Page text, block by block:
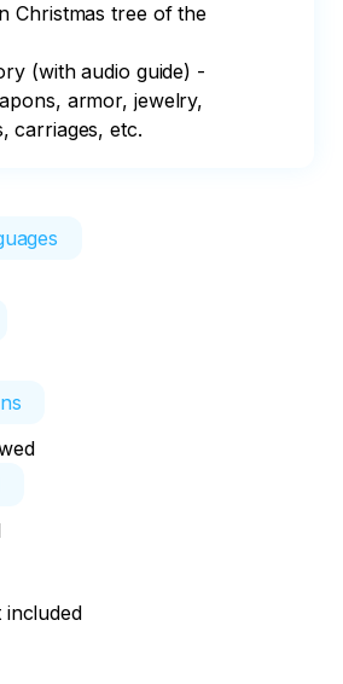
Christmas tree of the
(with audio guide) -
armor, jewelry,
carriages, etc.